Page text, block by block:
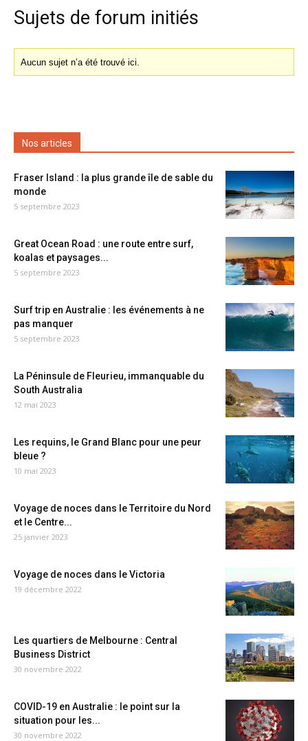
Sujets de forum initiés
Aucun sujet n’a été trouvé ici.
Nos articles
Fraser Island : la plus grande île de sable du
monde
5 septembre 2023
Great Ocean Road : une route entre surf,
koalas et paysages...
5 septembre 2023
Surf trip en Australie : les événements à ne
pas manquer
5 septembre 2023
La Péninsule de Fleurieu, immanquable du
South Australia
12 mai 2023
Les requins, le Grand Blanc pour une peur
bleue ?
10 mai 2023
Voyage de noces dans le Territoire du Nord
et le Centre...
25 janvier 2023
Voyage de noces dans le Victoria
19 décembre 2022
Les quartiers de Melbourne : Central
Business District
30 novembre 2022
COVID-19 en Australie : le point sur la
situation pour les...
30 novembre 2022